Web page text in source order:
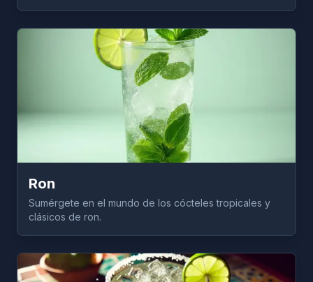
Ron
Sumérgete en el mundo de los cócteles tropicales y
clásicos de ron.